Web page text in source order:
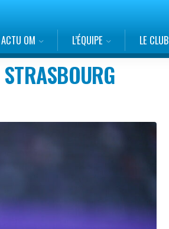
ACTU OM L’ÉQUIPE LE CLUB